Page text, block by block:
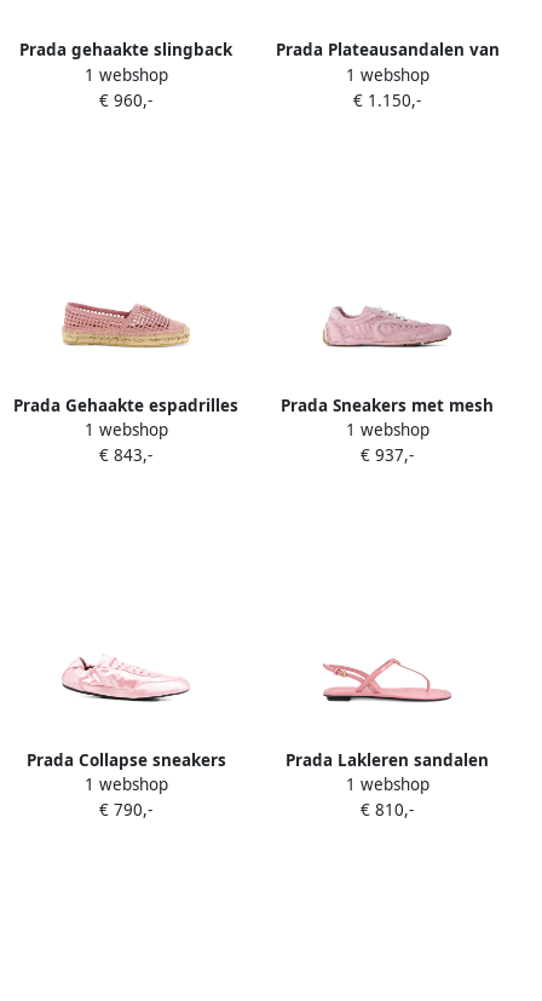
Prada gehaakte slingback
ballerina's Roze
1 webshop
€ 960,-
Prada Plateausandalen van
nappa leer Roze
1 webshop
€ 1.150,-
Prada Gehaakte espadrilles
met logoplakkaat Roze
1 webshop
€ 843,-
Prada Sneakers met mesh
vlakken Roze
1 webshop
€ 937,-
Prada Collapse sneakers
met ruches Roze
1 webshop
€ 790,-
Prada Lakleren sandalen
Roze
1 webshop
€ 810,-